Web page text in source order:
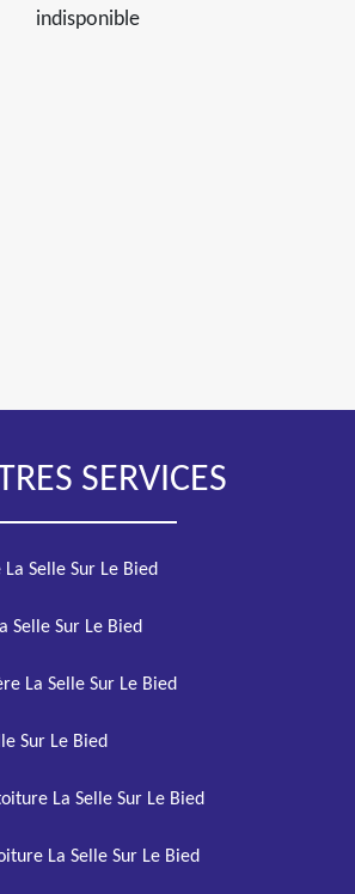
indisponible
SERVICES
Selle Sur Le Bied
Selle Sur Le Bied
La Selle Sur Le Bied
Sur Le Bied
La Selle Sur Le Bied
La Selle Sur Le Bied